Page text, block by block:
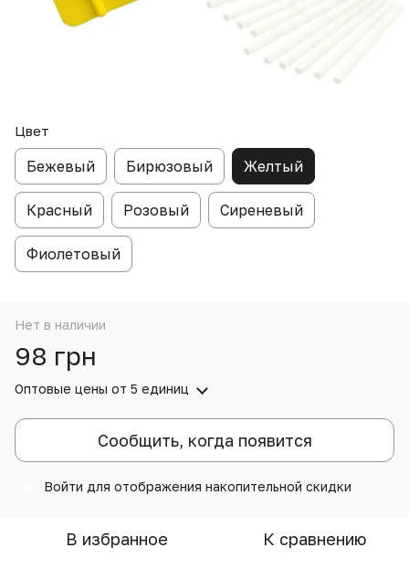
Цвет
Бежевый Бирюзовый Желтый
Красный Розовый Сиреневый
Фиолетовый
Нет в наличии
98 грн
Оптовые цены от 5 единиц
Сообщить, когда появится
Войти для отображения накопительной скидки
В избранное К сравнению